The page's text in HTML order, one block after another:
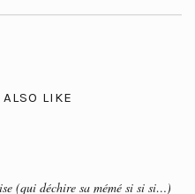
LIKE
(qui déchire sa mémé si si si…)